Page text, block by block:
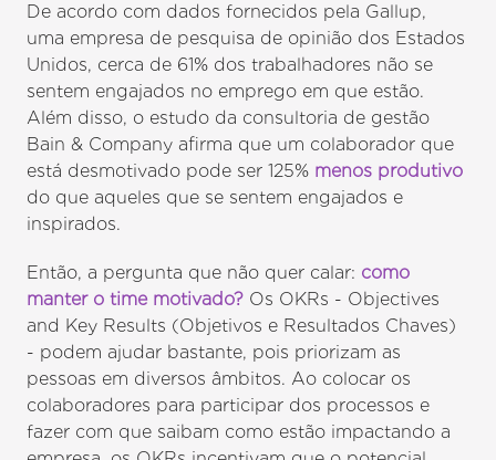
De acordo com dados fornecidos pela Gallup,
uma empresa de pesquisa de opinião dos Estados
Unidos, cerca de 61% dos trabalhadores não se
sentem engajados no emprego em que estão.
Além disso, o estudo da consultoria de gestão
Bain & Company afirma que um colaborador que
está desmotivado pode ser 125% menos produtivo
do que aqueles que se sentem engajados e
inspirados.
Então, a pergunta que não quer calar: como
manter o time motivado? Os OKRs - Objectives
and Key Results (Objetivos e Resultados Chaves)
- podem ajudar bastante, pois priorizam as
pessoas em diversos âmbitos. Ao colocar os
colaboradores para participar dos processos e
fazer com que saibam como estão impactando a